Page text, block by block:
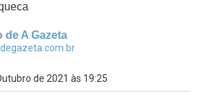
de A Gazeta
de 2021 às 19:25